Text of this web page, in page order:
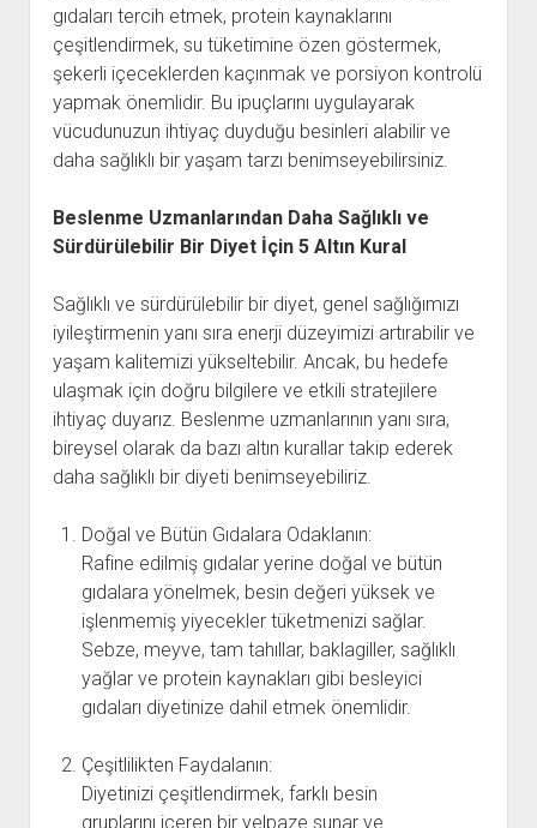
gıdaları tercih etmek, protein kaynaklarını
çeşitlendirmek, su tüketimine özen göstermek,
şekerli içeceklerden kaçınmak ve porsiyon kontrolü
yapmak önemlidir. Bu ipuçlarını uygulayarak
vücudunuzun ihtiyaç duyduğu besinleri alabilir ve
daha sağlıklı bir yaşam tarzı benimseyebilirsiniz.
Beslenme Uzmanlarından Daha Sağlıklı ve
Sürdürülebilir Bir Diyet İçin 5 Altın Kural
Sağlıklı ve sürdürülebilir bir diyet, genel sağlığımızı
iyileştirmenin yanı sıra enerji düzeyimizi artırabilir ve
yaşam kalitemizi yükseltebilir. Ancak, bu hedefe
ulaşmak için doğru bilgilere ve etkili stratejilere
ihtiyaç duyarız. Beslenme uzmanlarının yanı sıra,
bireysel olarak da bazı altın kurallar takip ederek
daha sağlıklı bir diyeti benimseyebiliriz.
Doğal ve Bütün Gıdalara Odaklanın:
Rafine edilmiş gıdalar yerine doğal ve bütün
gıdalara yönelmek, besin değeri yüksek ve
işlenmemiş yiyecekler tüketmenizi sağlar.
Sebze, meyve, tam tahıllar, baklagiller, sağlıklı
yağlar ve protein kaynakları gibi besleyici
gıdaları diyetinize dahil etmek önemlidir.
Çeşitlilikten Faydalanın:
Diyetinizi çeşitlendirmek, farklı besin
gruplarını içeren bir yelpaze sunar ve